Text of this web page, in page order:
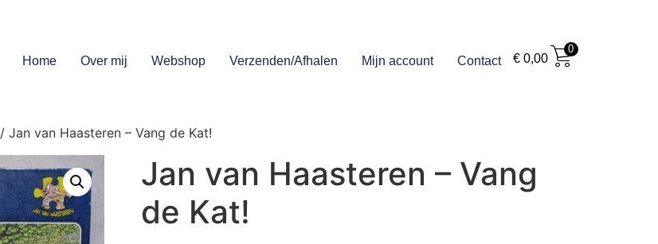
Home Over mij Webshop Verzenden/Afhalen Mijn account Contact €0,00
0
/ Jan van Haasteren – Vang de Kat!
Jan van Haasteren – Vang
de Kat!